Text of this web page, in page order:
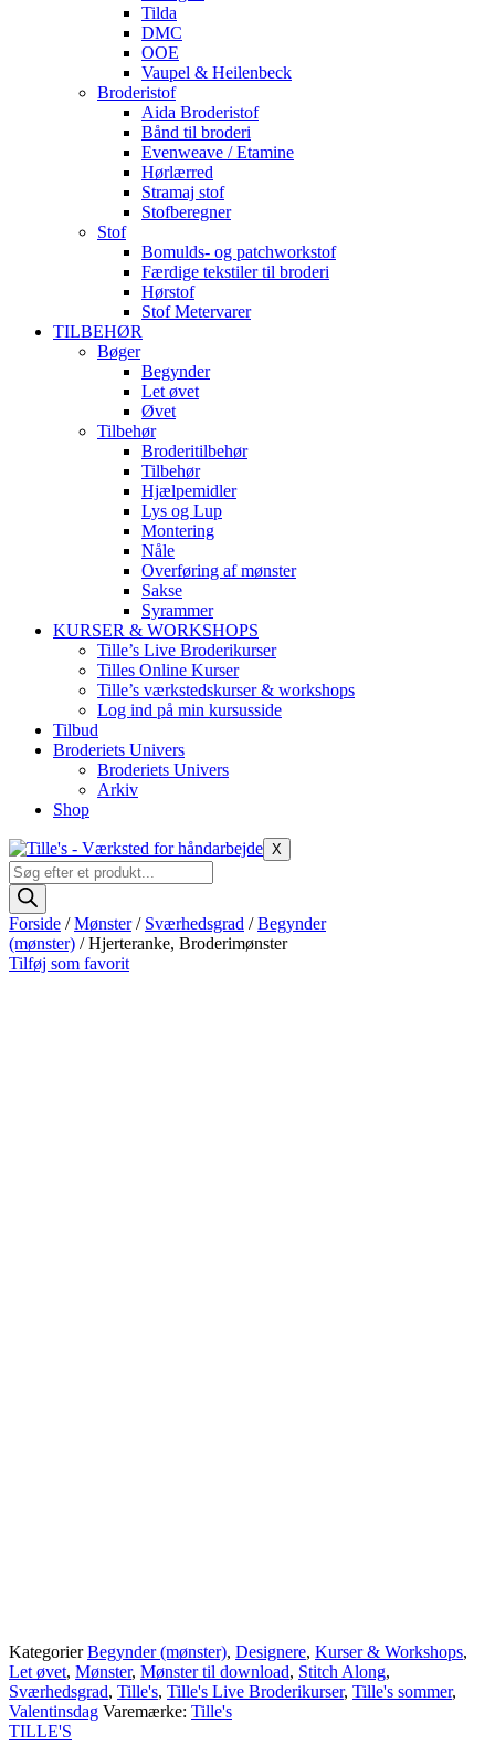
Tilda
DMC
OOE
Vaupel & Heilenbeck
Broderistof
Aida Broderistof
Bånd til broderi
Evenweave / Etamine
Hørlærred
Stramaj stof
Stofberegner
Stof
Bomulds- og patchworkstof
Færdige tekstiler til broderi
Hørstof
Stof Metervarer
TILBEHØR
Bøger
Begynder
Let øvet
Øvet
Tilbehør
Broderitilbehør
Tilbehør
Hjælpemidler
Lys og Lup
Montering
Nåle
Overføring af mønster
Sakse
Syrammer
KURSER & WORKSHOPS
Tille’s Live Broderikurser
Tilles Online Kurser
Tille’s værkstedskurser & workshops
Log ind på min kursusside
Tilbud
Broderiets Univers
Broderiets Univers
Arkiv
Shop
X
Products
search
Forside /Mønster/ Sværhedsgrad /Begynder
(mønster) / Hjerteranke, Broderimønster
Tilføj som favorit
Kategorier Begynder (mønster), Designere, Kurser & Workshops,
Let øvet, Mønster, Mønster til download, Stitch Along,
Sværhedsgrad, Tille's, Tille's Live Broderikurser, Tille's sommer,
Valentinsdag Varemærke: Tille's
TILLE'S